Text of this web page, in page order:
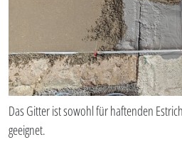
Das Gitter ist sowohl für haftenden
geeignet.